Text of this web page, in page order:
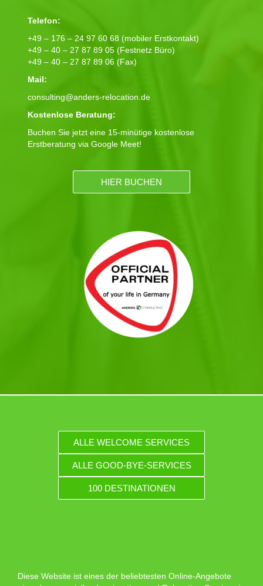
Telefon:
+49 – 176 – 24 97 60 68 (mobiler Erstkontakt)
+49 – 40 – 27 87 89 05 (Festnetz Büro)
+49 – 40 – 27 87 89 06 (Fax)
Mail:
consulting@anders-relocation.de
Kostenlose Beratung:
Buchen Sie jetzt eine 15-minütige kostenlose
Erstberatung via Google Meet!
HIER BUCHEN
ALLE WELCOME SERVICES
ALLE GOOD-BYE-SERVICES
100 DESTINATIONEN
Diese Website ist eines der beliebtesten Online-Angebote